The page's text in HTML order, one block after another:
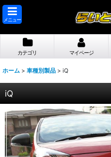
メニュー
カテゴリ マイページ
ホーム > 車種別製品 > iQ
iQ